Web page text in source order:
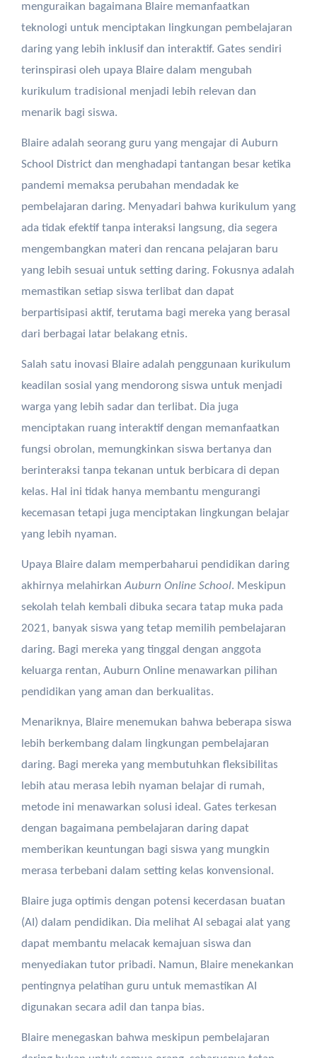
menguraikan bagaimana Blaire memanfaatkan
teknologi untuk menciptakan lingkungan pembelajaran
daring yang lebih inklusif dan interaktif. Gates sendiri
terinspirasi oleh upaya Blaire dalam mengubah
kurikulum tradisional menjadi lebih relevan dan
menarik bagi siswa.
Blaire adalah seorang guru yang mengajar di Auburn
School District dan menghadapi tantangan besar ketika
pandemi memaksa perubahan mendadak ke
pembelajaran daring. Menyadari bahwa kurikulum yang
ada tidak efektif tanpa interaksi langsung, dia segera
mengembangkan materi dan rencana pelajaran baru
yang lebih sesuai untuk setting daring. Fokusnya adalah
memastikan setiap siswa terlibat dan dapat
berpartisipasi aktif, terutama bagi mereka yang berasal
dari berbagai latar belakang etnis.
Salah satu inovasi Blaire adalah penggunaan kurikulum
keadilan sosial yang mendorong siswa untuk menjadi
warga yang lebih sadar dan terlibat. Dia juga
menciptakan ruang interaktif dengan memanfaatkan
fungsi obrolan, memungkinkan siswa bertanya dan
berinteraksi tanpa tekanan untuk berbicara di depan
kelas. Hal ini tidak hanya membantu mengurangi
kecemasan tetapi juga menciptakan lingkungan belajar
yang lebih nyaman.
Upaya Blaire dalam memperbaharui pendidikan daring
akhirnya melahirkanAuburn Online School. Meskipun
sekolah telah kembali dibuka secara tatap muka pada
2021, banyak siswa yang tetap memilih pembelajaran
daring. Bagi mereka yang tinggal dengan anggota
keluarga rentan, Auburn Online menawarkan pilihan
pendidikan yang aman dan berkualitas.
Menariknya, Blaire menemukan bahwa beberapa siswa
lebih berkembang dalam lingkungan pembelajaran
daring. Bagi mereka yang membutuhkan fleksibilitas
lebih atau merasa lebih nyaman belajar di rumah,
metode ini menawarkan solusi ideal. Gates terkesan
dengan bagaimana pembelajaran daring dapat
memberikan keuntungan bagi siswa yang mungkin
merasa terbebani dalam setting kelas konvensional.
Blaire juga optimis dengan potensi kecerdasan buatan
(AI) dalam pendidikan. Dia melihat AI sebagai alat yang
dapat membantu melacak kemajuan siswa dan
menyediakan tutor pribadi. Namun, Blaire menekankan
pentingnya pelatihan guru untuk memastikan AI
digunakan secara adil dan tanpa bias.
Blaire menegaskan bahwa meskipun pembelajaran